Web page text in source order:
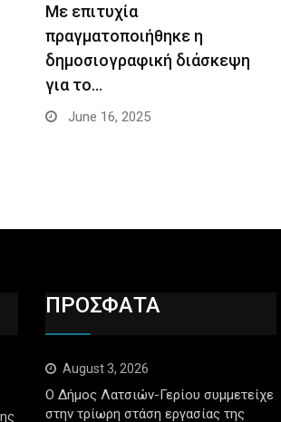
Με επιτυχία
πραγματοποιήθηκε η
δημοσιογραφική διάσκεψη
για το…
June 16, 2025
ΠΡΟΣΦΑΤΑ
August 3, 2026
Ο Δήμος Λατσιών-Γερίου συμμετείχε
στην τρίωρη στάση εργασίας της